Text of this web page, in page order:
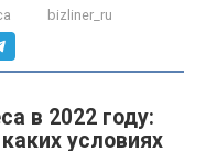
bizliner_ru
в 2022 году:
условиях